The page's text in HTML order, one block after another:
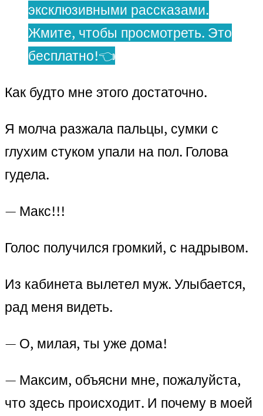
эксклюзивными рассказами.
Жмите, чтобы просмотреть. Это
бесплатно!👈
Как будто мне этого достаточно.
Я молча разжала пальцы, сумки с
глухим стуком упали на пол. Голова
гудела.
— Макс!!!
Голос получился громкий, с надрывом.
Из кабинета вылетел муж. Улыбается,
рад меня видеть.
— О, милая, ты уже дома!
— Максим, объясни мне, пожалуйста,
что здесь происходит. И почему в моей